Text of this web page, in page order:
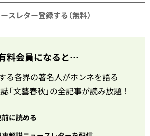
スレター登録する（無料）
料会員になると…
る各界の著名人がホンネを語る
「文藝春秋」の全記事が読み放題！
に読める